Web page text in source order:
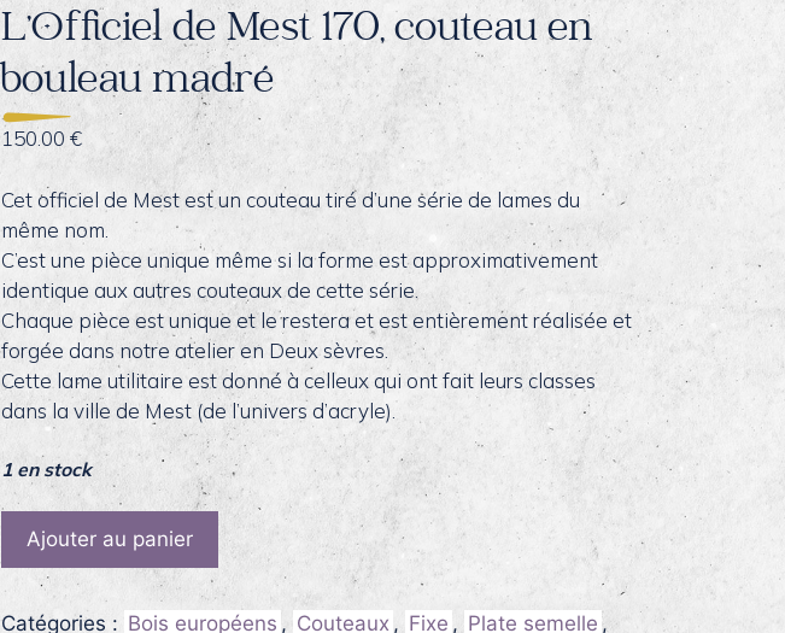
L’Officiel de Mest 170, couteau en
bouleau madré
150.00 €
Cet officiel de Mest est un couteau tiré d’une série de lames du
même nom.
C’est une pièce unique même si la forme est approximativement
identique aux autres couteaux de cette série.
Chaque pièce est unique et le restera et est entièrement réalisée et
forgée dans notre atelier en Deux sèvres.
Cette lame utilitaire est donné à celleux qui ont fait leurs classes
dans la ville de Mest (de l’univers d’acryle).
1 en stock
quantité
L'Officiel
de
Ajouter au panier
Catégories : Bois européens , Couteaux , Fixe , Plate semelle ,